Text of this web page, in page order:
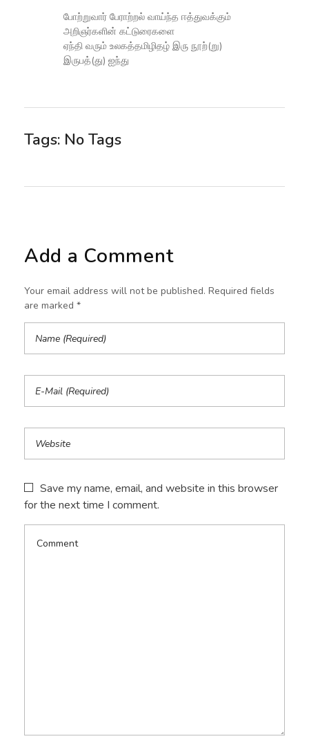
போற்றுவார் பேராற்றல் வாய்ந்த ஈத்துவக்கும்
அறிஞர்களின் கட்டுரைகளை
ஏந்தி வரும் உலகத்தமிழிதழ் இரு நூற்(று)
இருபத்(து) ஐந்து
Tags: No Tags
Add a Comment
Your email address will not be published. Required fields
are marked *
Save my name, email, and website in this browser
for the next time I comment.